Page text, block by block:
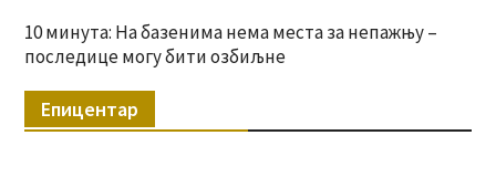
10 минута: На базенима нема места за непажњу –
последице могу бити озбиљне
Епицентар